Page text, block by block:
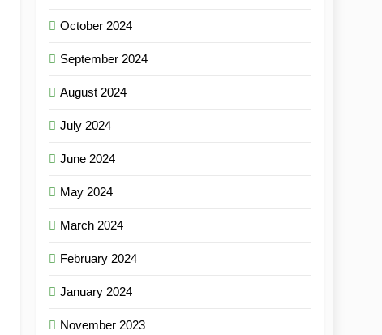
October 2024
September 2024
August 2024
July 2024
June 2024
May 2024
March 2024
February 2024
January 2024
November 2023